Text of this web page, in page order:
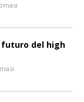
futuro del high